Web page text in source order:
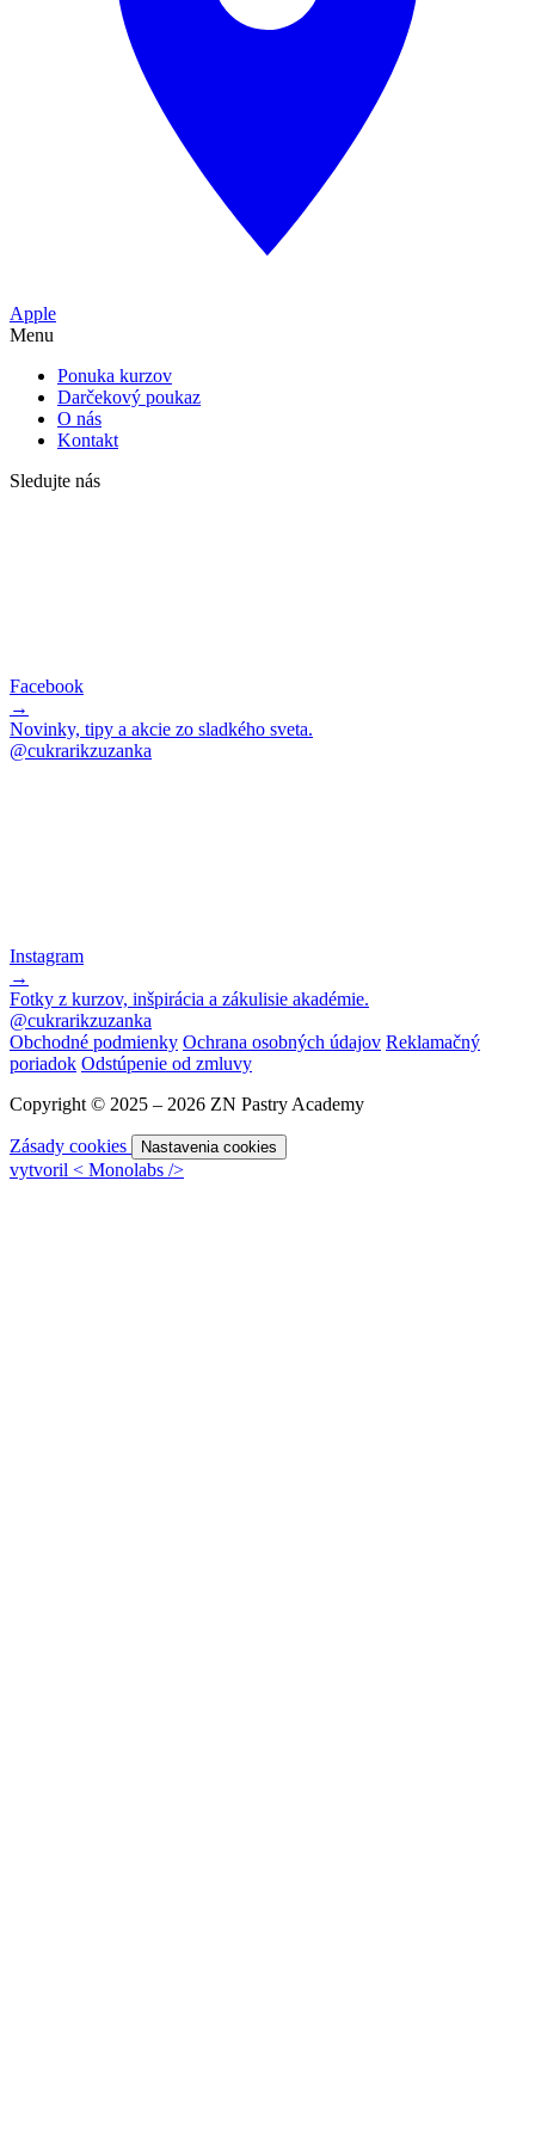
Apple
Menu
Ponuka kurzov
Darčekový poukaz
O nás
Kontakt
Sledujte nás
Facebook
→
Novinky, tipy a akcie zo sladkého sveta.
@cukrarikzuzanka
Instagram
→
Fotky z kurzov, inšpirácia a zákulisie akadémie.
@cukrarikzuzanka
Obchodné podmienky Ochrana osobných údajov Reklamačný
poriadok Odstúpenie od zmluvy
Copyright © 2025 – 2026 ZN Pastry Academy
Zásady cookies Nastavenia cookies
vytvoril < Monolabs />